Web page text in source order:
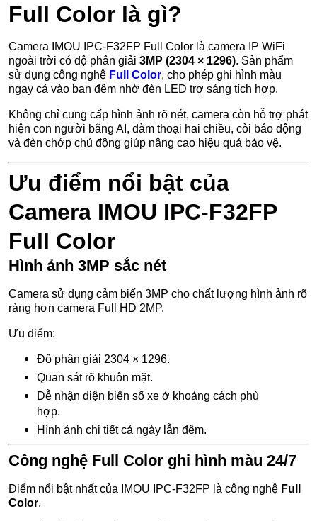
Full Color là gì?
Camera IMOU IPC-F32FP Full Color là camera IP WiFi
ngoài trời có độ phân giải3MP (2304 × 1296). Sản phẩm
sử dụng công nghệ Full Color, cho phép ghi hình màu
ngay cả vào ban đêm nhờ đèn LED trợ sáng tích hợp.
Không chỉ cung cấp hình ảnh rõ nét, camera còn hỗ trợ phát
hiện con người bằng AI, đàm thoại hai chiều, còi báo động
và đèn chớp chủ động giúp nâng cao hiệu quả bảo vệ.
Ưu điểm nổi bật của
Camera IMOU IPC-F32FP
Full Color
Hình ảnh 3MP sắc nét
Camera sử dụng cảm biến 3MP cho chất lượng hình ảnh rõ
ràng hơn camera Full HD 2MP.
Ưu điểm:
Độ phân giải 2304 × 1296.
Quan sát rõ khuôn mặt.
Dễ nhận diện biển số xe ở khoảng cách phù
hợp.
Hình ảnh chi tiết cả ngày lẫn đêm.
Công nghệ Full Color ghi hình màu 24/7
Điểm nổi bật nhất của IMOU IPC-F32FP là công nghệ Full
Color.